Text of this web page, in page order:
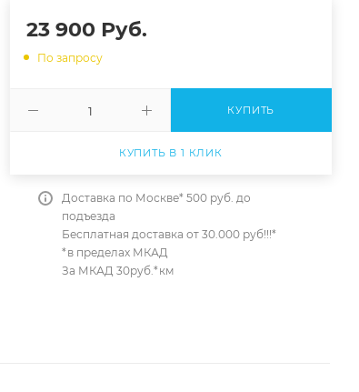
23 900 Руб.
По запросу
КУПИТЬ
КУПИТЬ В 1 КЛИК
Доставка по Москве* 500 руб. до
подъезда
Бесплатная доставка от 30.000 руб!!!*
*в пределах МКАД
За МКАД 30руб.*км